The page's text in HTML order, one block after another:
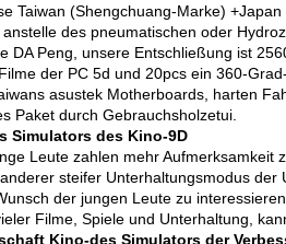
Taiwan (Shengchuang-Marke) +Japan
des pneumatischen oder
DA Peng, unsere Entschließung ist
der PC 5d und 20pcs ein 360-
asustek Motherboards, harten
Paket durch Gebrauchsholzetui.
Simulators des Kino-9D
Leute zahlen mehr
steifer Unterhaltungsmodus
der jungen Leute zu
Filme, Spiele und Unterhaltung,
Kino-des Simulators der